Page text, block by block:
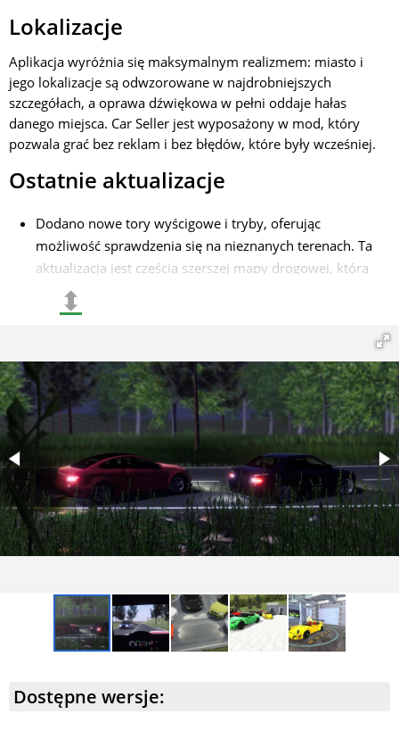
Lokalizacje
Aplikacja wyróżnia się maksymalnym realizmem: miasto i
jego lokalizacje są odwzorowane w najdrobniejszych
szczegółach, a oprawa dźwiękowa w pełni oddaje hałas
danego miejsca. Car Seller jest wyposażony w mod, który
pozwala grać bez reklam i bez błędów, które były wcześniej.
Ostatnie aktualizacje
Dodano nowe tory wyścigowe i tryby, oferując
możliwość sprawdzenia się na nieznanych terenach. Ta
aktualizacja jest częścią szerszej mapy drogowej, którą
twórcy podzielili się, odzwierciedlając ich dążenie do
ulepszania gry na podstawie opinii społeczności;
Wprowadzono liczne ulepszenia i poprawki drobnych
błędów zgłoszonych przez użytkowników.
⬍
Dostępne wersje: